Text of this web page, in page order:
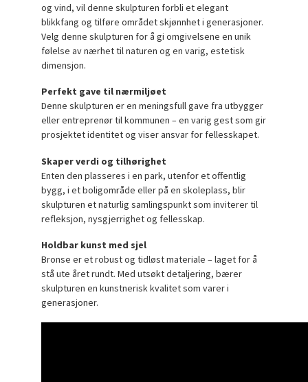
og vind, vil denne skulpturen forbli et elegant
blikkfang og tilføre området skjønnhet i generasjoner.
Velg denne skulpturen for å gi omgivelsene en unik
følelse av nærhet til naturen og en varig, estetisk
dimensjon.
Perfekt gave til nærmiljøet
Denne skulpturen er en meningsfull gave fra utbygger
eller entreprenør til kommunen – en varig gest som gir
prosjektet identitet og viser ansvar for fellesskapet.
Skaper verdi og tilhørighet
Enten den plasseres i en park, utenfor et offentlig
bygg, i et boligområde eller på en skoleplass, blir
skulpturen et naturlig samlingspunkt som inviterer til
refleksjon, nysgjerrighet og fellesskap.
Holdbar kunst med sjel
Bronse er et robust og tidløst materiale – laget for å
stå ute året rundt. Med utsøkt detaljering, bærer
skulpturen en kunstnerisk kvalitet som varer i
generasjoner.